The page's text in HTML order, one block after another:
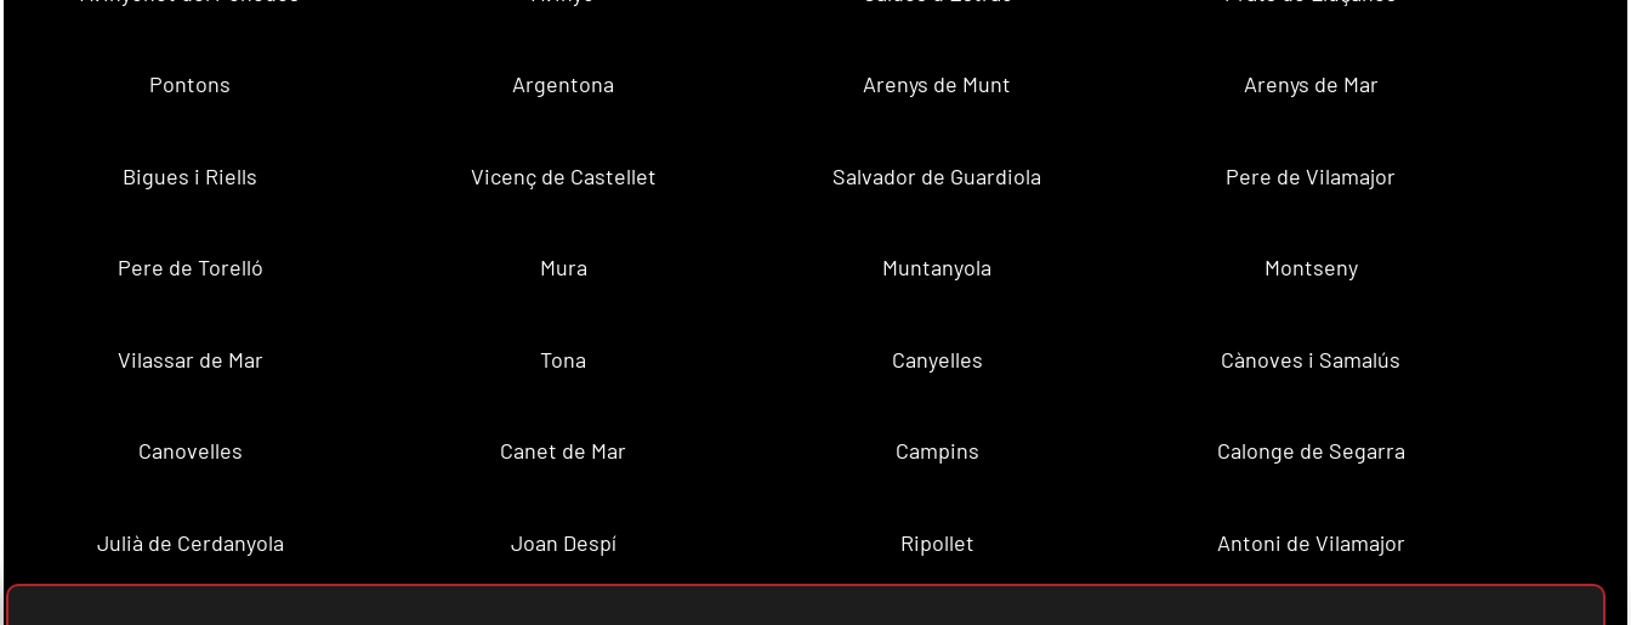
Pontons Argentona Arenys de Munt Arenys de Mar
Bigues i Riells Vicenç de Castellet Salvador de Guardiola Pere de Vilamajor
Pere de Torelló Mura Muntanyola Montseny
Vilassar de Mar Tona Canyelles Cànoves i Samalús
Canovelles Canet de Mar Campins Calonge de Segarra
Julià de Cerdanyola Joan Despí Ripollet Antoni de Vilamajor